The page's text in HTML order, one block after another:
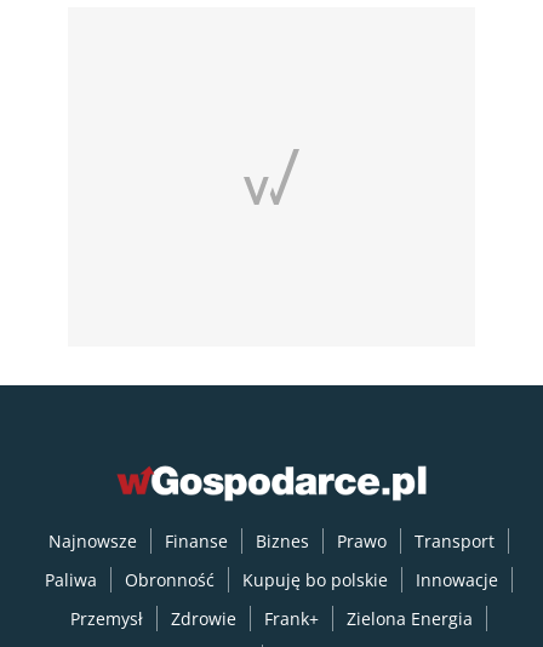
Najnowsze Finanse Biznes Prawo
Transport
Paliwa
Obronność Kupuję bo polskie
Innowacje
Przemysł
Zdrowie Frank+
Zielona Energia